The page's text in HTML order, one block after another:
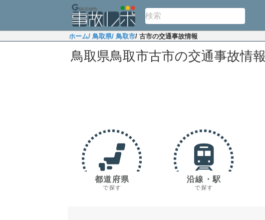
ホーム/ 鳥取県/ 鳥取市/ 古市の交通事故情報
鳥取県鳥取市古市の交通事故情報
都道府県
で探す
沿線・駅
で探す